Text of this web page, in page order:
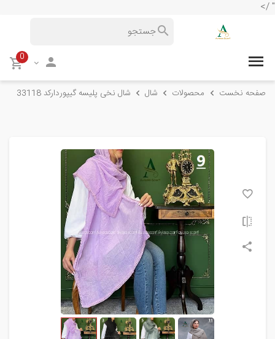
" />
0
صفحه نخست محصولات شال شال نخی پلیسه گیپوردارکد 33118